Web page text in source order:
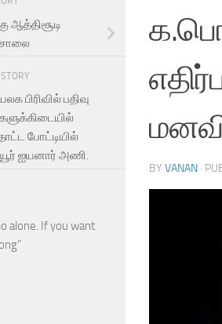
BY VANAN ·
பிரிவில் பதிவு
போட்டியில்
ஐயனார் அணி.
alone. If you want